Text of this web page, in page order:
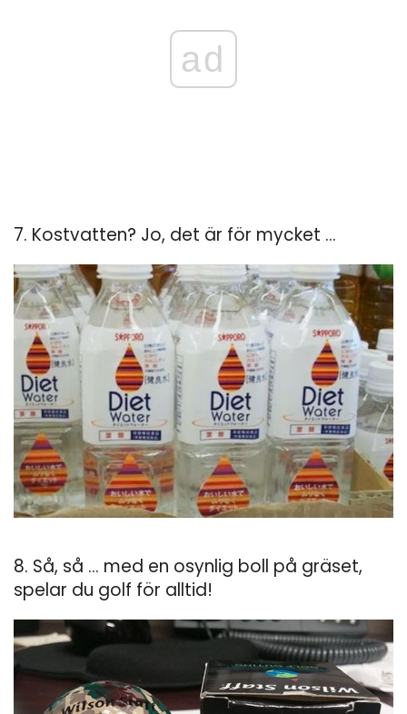
ad
7. Kostvatten? Jo, det är för mycket ...
8. Så, så ... med en osynlig boll på gräset,
spelar du golf för alltid!